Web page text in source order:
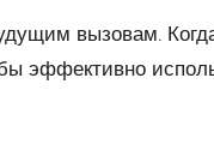
вызовам.
эффективно